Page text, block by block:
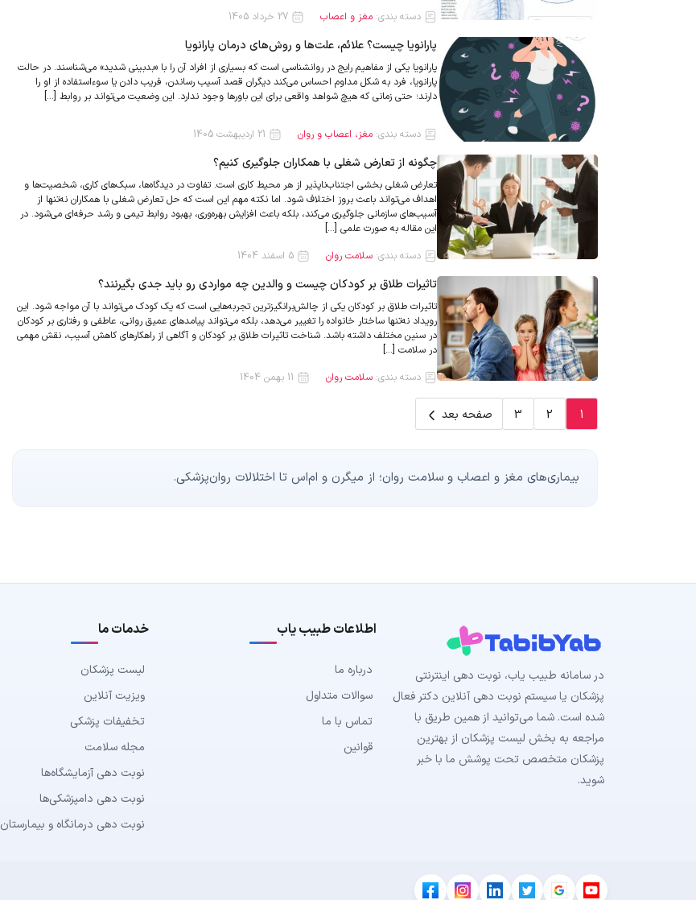
دسته بندی: مغز و اعصاب
پارانویا چیست؟ علائم، علت‌ها و روش‌های درمان پارانویا
پارانویا یکی از مفاهیم رایج در روانشناسی است که بسیاری از افراد آن را با «بدبینی شدید» می‌شناسند. در حالت
پارانویا، فرد به شکل مداوم احساس می‌کند دیگران قصد آسیب رساندن، فریب دادن یا سوءاستفاده از او را
دارند؛ حتی زمانی که هیچ شواهد واقعی برای این باورها وجود ندارد. این وضعیت می‌تواند بر روابط […]
دسته بندی: مغز، اعصاب و روان
چگونه از تعارض شغلی با همکاران جلوگیری کنیم؟
تعارض شغلی بخشی اجتناب‌ناپذیر از هر محیط کاری است. تفاوت در دیدگاه‌ها، سبک‌های کاری، شخصیت‌ها و
اهداف می‌تواند باعث بروز اختلاف شود. اما نکته مهم این است که حل تعارض شغلی با همکاران نه‌تنها از
آسیب‌های سازمانی جلوگیری می‌کند، بلکه باعث افزایش بهره‌وری، بهبود روابط تیمی و رشد حرفه‌ای می‌شود. در
این مقاله به صورت علمی […]
دسته بندی: سلامت روان
تاثیرات طلاق بر کودکان چیست و والدین چه مواردی رو باید جدی بگیرنند؟
تاثیرات طلاق بر کودکان یکی از چالش‌برانگیزترین تجربه‌هایی است که یک کودک می‌تواند با آن مواجه شود. این
رویداد نه‌تنها ساختار خانواده را تغییر می‌دهد، بلکه می‌تواند پیامدهای عمیق روانی، عاطفی و رفتاری بر کودکان
در سنین مختلف داشته باشد. شناخت تاثیرات طلاق بر کودکان و آگاهی از راهکارهای کاهش آسیب، نقش مهمی
در سلامت […]
دسته بندی: سلامت روان
1
2
3 صفحه بعد
بیماری‌های مغز و اعصاب و سلامت روان؛ از میگرن و ام‌اس تا اختلالات روان‌پزشکی.
در سامانه طبیب‌ یاب، نوبت دهی اینترنتی
پزشکان یا سیستم نوبت دهی آنلاین دکتر فعال
شده است. شما می‌توانید از همین طریق با
مراجعه به بخش لیست پزشکان از بهترین
پزشکان متخصص تحت پوشش ما با خبر
شوید.
اطلاعات طبیب یاب
درباره ما
سوالات متداول
تماس با ما
قوانین
خدمات ما
لیست پزشکان
ویزیت آنلاین
تخفیفات پزشکی
مجله سلامت
نوبت دهی آزمایشگاه‌ها
نوبت دهی دامپزشکی‌ها
نوبت دهی درمانگاه و بیمارستان